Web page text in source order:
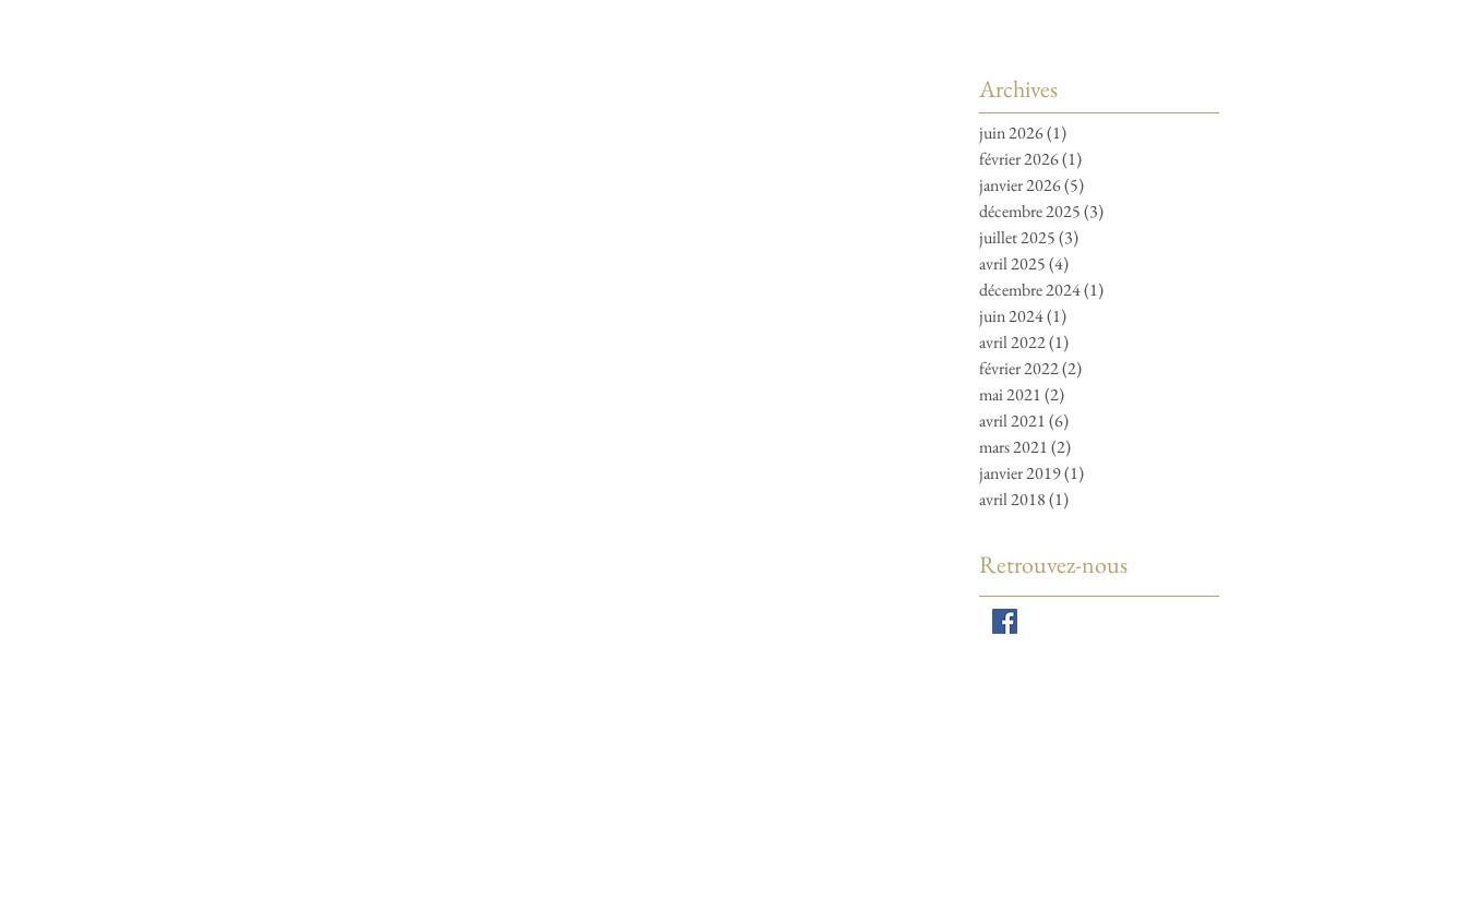
Archives
juin 2026(1)
février 2026(1)
janvier 2026(5)
décembre 2025(3)
juillet 2025(3)
avril 2025(4)
décembre 2024(1)
juin 2024(1)
avril 2022(1)
février 2022(2)
mai 2021(2)
avril 2021(6)
mars 2021(2)
janvier 2019(1)
avril 2018(1)
Retrouvez-nous